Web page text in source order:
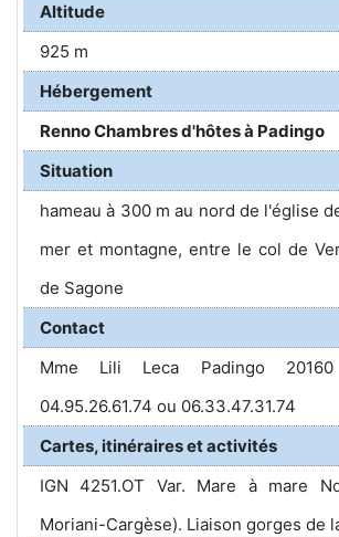
Altitude
925 m
Hébergement
Renno Chambres d'hôtes à Padingo
Situation
hameau à 300 m au nord de l'église
mer et montagne, entre le col de
de Sagone
Contact
Mme Lili Leca Padingo
04.95.26.61.74 ou 06.33.47.31.74
Cartes, itinéraires et activités
IGN 4251.OT Var. Mare à mare
Moriani-Cargèse). Liaison gorges de